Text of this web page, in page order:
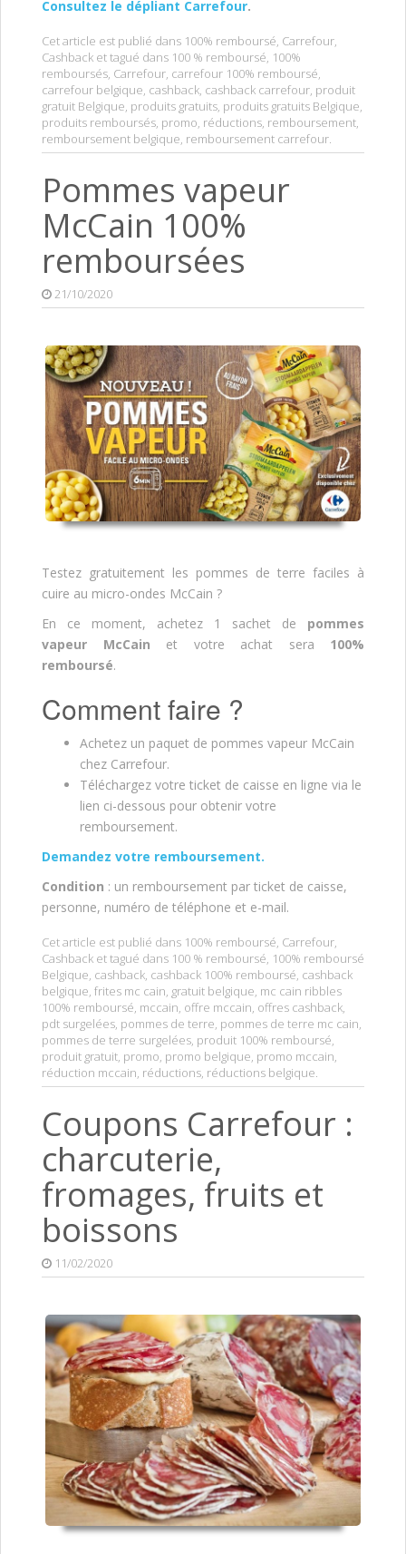
Consultez le dépliant Carrefour.
Cet article est publié dans 100% remboursé, Carrefour,
Cashback et tagué dans 100 % remboursé, 100%
remboursés, Carrefour, carrefour 100% remboursé,
carrefour belgique, cashback, cashback carrefour, produit
gratuit Belgique, produits gratuits, produits gratuits Belgique,
produits remboursés, promo, réductions, remboursement,
remboursement belgique, remboursement carrefour.
Pommes vapeur
McCain 100%
remboursées
21/10/2020
Testez gratuitement les pommes de terre faciles à
cuire au micro-ondes McCain ?
En ce moment, achetez 1 sachet de pommes
vapeur McCain et votre achat sera 100%
remboursé.
Comment faire ?
Achetez un paquet de pommes vapeur McCain
chez Carrefour.
Téléchargez votre ticket de caisse en ligne via le
lien ci-dessous pour obtenir votre
remboursement.
Demandez votre remboursement.
Condition : un remboursement par ticket de caisse,
personne, numéro de téléphone et e-mail.
Cet article est publié dans 100% remboursé, Carrefour,
Cashback et tagué dans 100 % remboursé, 100% remboursé
Belgique, cashback, cashback 100% remboursé, cashback
belgique, frites mc cain, gratuit belgique, mc cain ribbles
100% remboursé, mccain, offre mccain, offres cashback,
pdt surgelées, pommes de terre, pommes de terre mc cain,
pommes de terre surgelées, produit 100% remboursé,
produit gratuit, promo, promo belgique, promo mccain,
réduction mccain, réductions, réductions belgique.
Coupons Carrefour :
charcuterie,
fromages, fruits et
boissons
11/02/2020